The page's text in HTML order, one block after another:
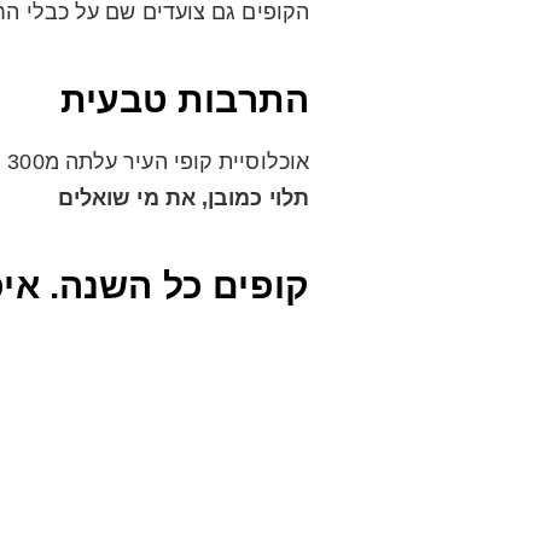
הקופים גם צועדים שם על כבלי
התרבות טבעית
אוכלוסיית קופי העיר עלתה מ300 ל4,000 והם חיים בהרמוניה עם התושבים
תלוי כמובן, את מי שואלים
קופים כל השנה.